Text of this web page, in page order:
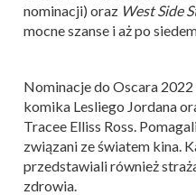
nominacji) oraz West Side
mocne szanse i aż po
Nominacje do Oscara 2022
komika Lesliego Jordana
Tracee Elliss Ross.
związani ze światem kina.
przedstawiali również
zdrowia.